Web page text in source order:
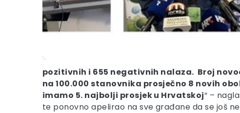
pozitivnih i 655 negativnih nalaza. Broj
na 100.000 stanovnika prosječno 8 novih
imamo 5. najbolji prosjek u Hrvatskoj“ –
te ponovno apelirao na sve građane da se još